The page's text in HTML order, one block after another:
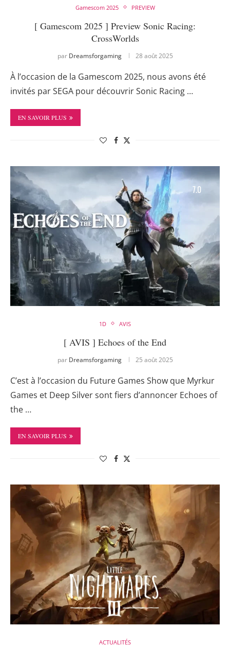
Gamescom 2025 PREVIEW
[ Gamescom 2025 ] Preview Sonic Racing:
CrossWorlds
par Dreamsforgaming 28 août 2025
À l’occasion de la Gamescom 2025, nous avons été
invités par SEGA pour découvrir Sonic Racing …
EN SAVOIR PLUS
7.0
1D AVIS
[ AVIS ] Echoes of the End
par Dreamsforgaming 25 août 2025
C’est à l’occasion du Future Games Show que Myrkur
Games et Deep Silver sont fiers d’annoncer Echoes of
the …
EN SAVOIR PLUS
ACTUALITÉS